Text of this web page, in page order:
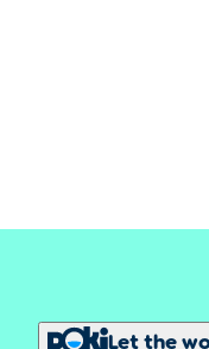
Let the